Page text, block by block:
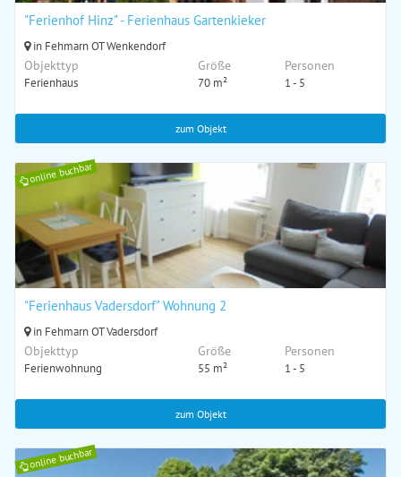
"Ferienhof Hinz" - Ferienhaus Gartenkieker
in Fehmarn OT Wenkendorf
Objekttyp
Ferienhaus
Größe
70 m²
Personen
1 - 5
zum Objekt
online buchbar
"Ferienhaus Vadersdorf" Wohnung 2
in Fehmarn OT Vadersdorf
Objekttyp
Ferienwohnung
Größe
55 m²
Personen
1 - 5
zum Objekt
online buchbar